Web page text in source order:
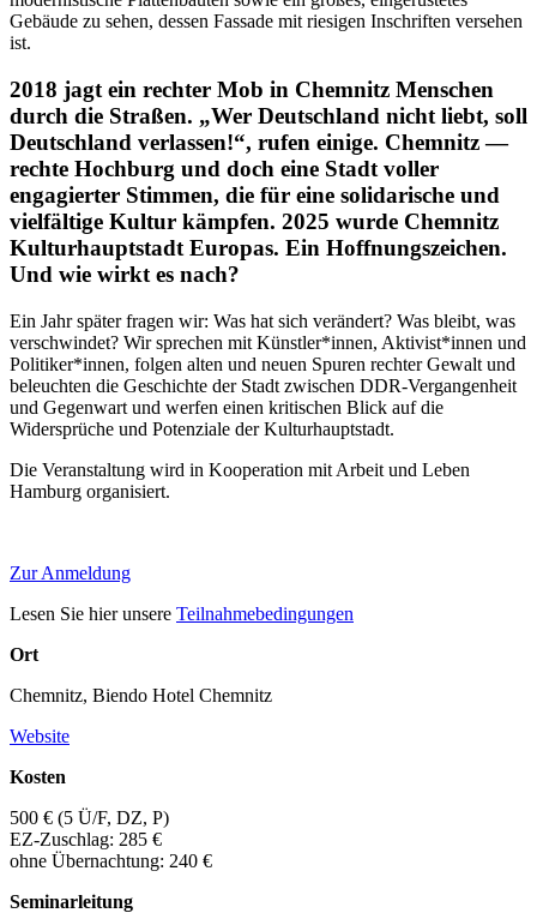
2018 jagt ein rechter Mob in Chemnitz Menschen
durch die Straßen. „Wer Deutschland nicht liebt, soll
Deutschland verlassen!“, rufen einige. Chemnitz —
rechte Hochburg und doch eine Stadt voller
engagierter Stimmen, die für eine solidarische und
vielfältige Kultur kämpfen. 2025 wurde Chemnitz
Kulturhauptstadt Europas. Ein Hoffnungszeichen.
Und wie wirkt es nach?
Ein Jahr später fragen wir: Was hat sich verändert? Was bleibt, was
verschwindet? Wir sprechen mit Künstler*innen, Aktivist*innen und
Politiker*innen, folgen alten und neuen Spuren rechter Gewalt und
beleuchten die Geschichte der Stadt zwischen DDR-Vergangenheit
und Gegenwart und werfen einen kritischen Blick auf die
Widersprüche und Potenziale der Kulturhauptstadt.
Die Veranstaltung wird in Kooperation mit Arbeit und Leben
Hamburg organisiert.
Zur Anmeldung
Lesen Sie hier unsere Teilnahmebedingungen
Ort
Chemnitz, Biendo Hotel Chemnitz
Website
Kosten
500 € (5 Ü/F, DZ, P)
EZ-Zuschlag: 285 €
ohne Übernachtung: 240 €
Seminarleitung